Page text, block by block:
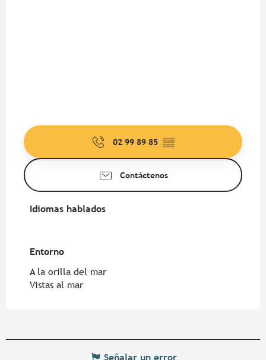
02 99 89 85 ▒▒
Contáctenos
Idiomas hablados
Idiomas hablados
Entorno
Entorno
A la orilla del mar
Vistas al mar
Señalar un error